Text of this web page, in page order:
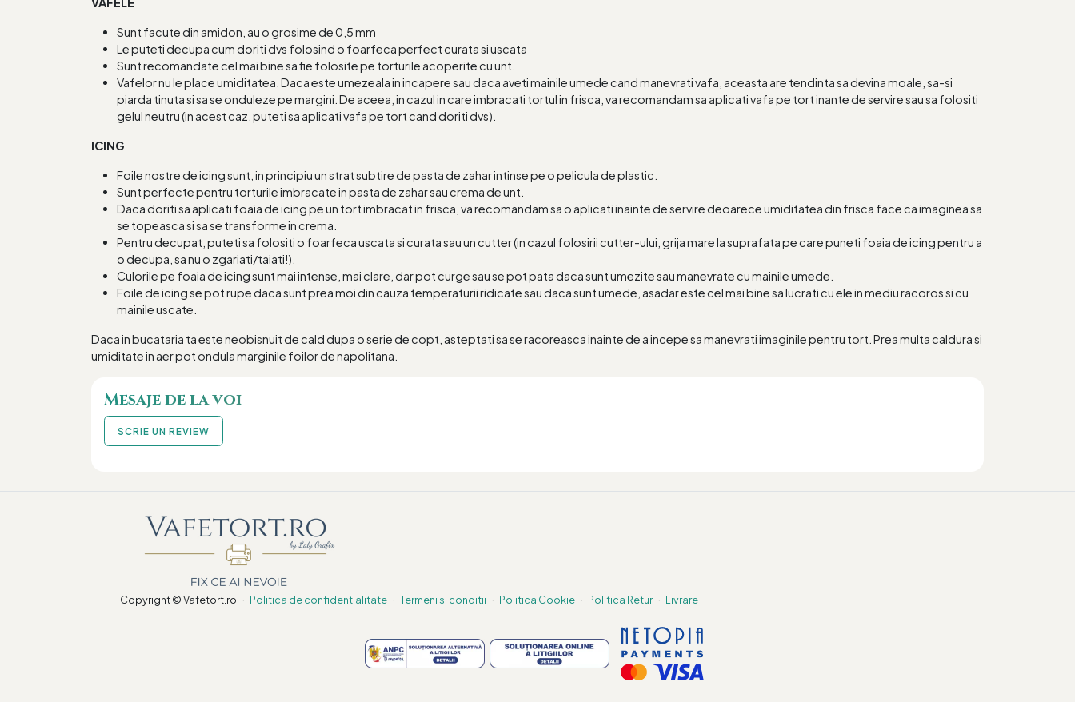
Sunt facute din amidon, au o grosime de 0,5 mm
Le puteti decupa cum doriti dvs folosind o foarfeca perfect curata si uscata
Sunt recomandate cel mai bine sa fie folosite pe torturile acoperite cu unt.
Vafelor nu le place umiditatea. Daca este umezeala in incapere sau daca aveti mainile umede cand manevrati vafa, aceasta are tendinta sa devina moale, sa-si
piarda tinuta si sa se onduleze pe margini. De aceea, in cazul in care imbracati tortul in frisca, va recomandam sa aplicati vafa pe tort inante de servire sau sa folositi
gelul neutru (in acest caz, puteti sa aplicati vafa pe tort cand doriti dvs).
ICING
Foile nostre de icing sunt, in principiu un strat subtire de pasta de zahar intinse pe o pelicula de plastic.
Sunt perfecte pentru torturile imbracate in pasta de zahar sau crema de unt.
Daca doriti sa aplicati foaia de icing pe un tort imbracat in frisca, va recomandam sa o aplicati inainte de servire deoarece umiditatea din frisca face ca imaginea sa
se topeasca si sa se transforme in crema.
Pentru decupat, puteti sa folositi o foarfeca uscata si curata sau un cutter (in cazul folosirii cutter-ului, grija mare la suprafata pe care puneti foaia de icing pentru a
o decupa, sa nu o zgariati/taiati!).
Culorile pe foaia de icing sunt mai intense, mai clare, dar pot curge sau se pot pata daca sunt umezite sau manevrate cu mainile umede.
Foile de icing se pot rupe daca sunt prea moi din cauza temperaturii ridicate sau daca sunt umede, asadar este cel mai bine sa lucrati cu ele in mediu racoros si cu
mainile uscate.
Daca in bucataria ta este neobisnuit de cald dupa o serie de copt, asteptati sa se racoreasca inainte de a incepe sa manevrati imaginile pentru tort. Prea multa caldura si
umiditate in aer pot ondula marginile foilor de napolitana.
Mesaje de la voi
SCRIE UN REVIEW
Copyright © Vafetort.ro · Politica de confidentialitate · Termeni si conditii · Politica Cookie · Politica Retur · Livrare